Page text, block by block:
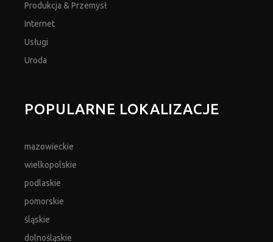
Produkcja & Przemysł
Internet
Usługi
Uroda
POPULARNE LOKALIZACJE
mazowieckie
wielkopolskie
podlaskie
pomorskie
śląskie
dolnośląskie